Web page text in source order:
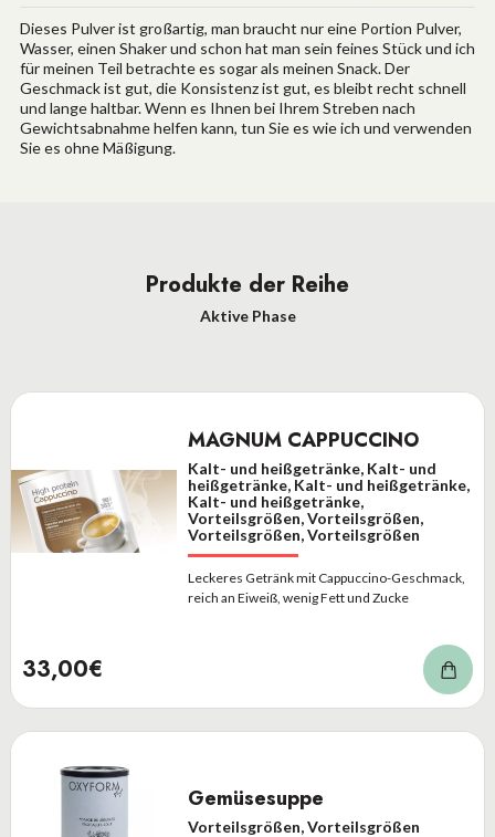
Dieses Pulver ist großartig, man braucht nur eine Portion Pulver,
Wasser, einen Shaker und schon hat man sein feines Stück und ich
für meinen Teil betrachte es sogar als meinen Snack. Der
Geschmack ist gut, die Konsistenz ist gut, es bleibt recht schnell
und lange haltbar. Wenn es Ihnen bei Ihrem Streben nach
Gewichtsabnahme helfen kann, tun Sie es wie ich und verwenden
Sie es ohne Mäßigung.
Produkte der Reihe
Aktive Phase
MAGNUM CAPPUCCINO
Kalt- und heißgetränke, Kalt- und
heißgetränke, Kalt- und heißgetränke,
Kalt- und heißgetränke,
Vorteilsgrößen, Vorteilsgrößen,
Vorteilsgrößen, Vorteilsgrößen
Leckeres Getränk mit Cappuccino-Geschmack,
reich an Eiweiß, wenig Fett und Zucke
33,00€
Gemüsesuppe
Vorteilsgrößen, Vorteilsgrößen